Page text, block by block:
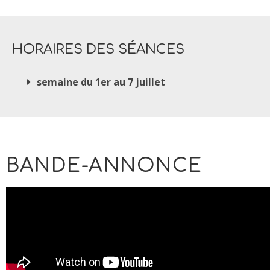
HORAIRES DES SÉANCES
semaine du 1er au 7 juillet
BANDE-ANNONCE